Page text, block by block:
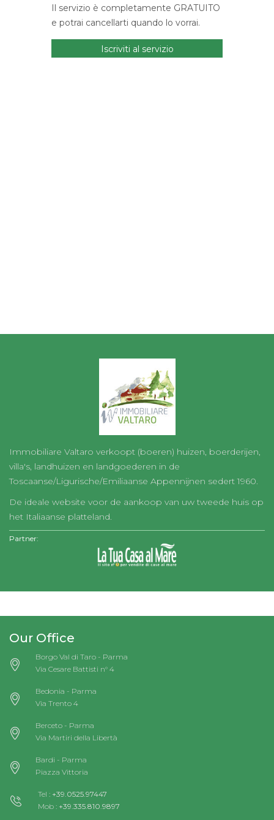
Il servizio è completamente GRATUITO
e potrai cancellarti quando lo vorrai.
Iscriviti al servizio
Immobiliare Valtaro verkoopt (boeren) huizen, boerderijen,
villa's, landhuizen en landgoederen in de
Toscaanse/Ligurische/Emiliaanse Appennijnen sedert 1960.
De ideale website voor de aankoop van uw tweede huis op
het Italiaanse platteland.
Partner:
Our Office
Borgo Val di Taro - Parma
Via Cesare Battisti n° 4
Bedonia - Parma
Via Trento 4
Berceto - Parma
Via Martiri della Libertà
Bardi - Parma
Piazza Vittoria
Tel : +39.0525.97447
Mob : +39.335.810.9897